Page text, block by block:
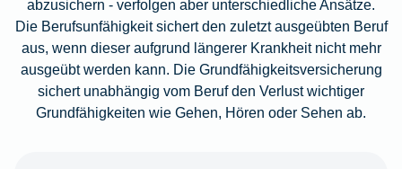
abzusichern - verfolgen aber unterschiedliche Ansätze.
Die Berufsunfähigkeit sichert den zuletzt ausgeübten Beruf
aus, wenn dieser aufgrund längerer Krankheit nicht mehr
ausgeübt werden kann. Die Grundfähigkeitsversicherung
sichert unabhängig vom Beruf den Verlust wichtiger
Grundfähigkeiten wie Gehen, Hören oder Sehen ab.